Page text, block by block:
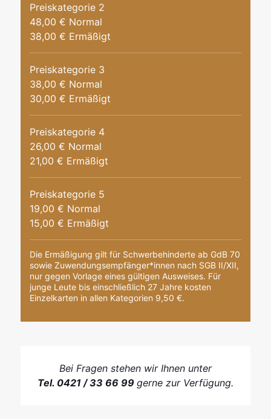
Preiskategorie 2
48,00 € Normal
38,00 € Ermäßigt
Preiskategorie 3
38,00 € Normal
30,00 € Ermäßigt
Preiskategorie 4
26,00 € Normal
21,00 € Ermäßigt
Preiskategorie 5
19,00 € Normal
15,00 € Ermäßigt
Die Ermäßigung gilt für Schwerbehinderte ab GdB 70
sowie Zuwendungsempfänger*innen nach SGB II/XII,
nur gegen Vorlage eines gültigen Ausweises. Für
junge Leute bis einschließlich 27 Jahre kosten
Einzelkarten in allen Kategorien 9,50 €.
Bei Fragen stehen wir Ihnen unter
Tel. 0421 / 33 66 99 gerne zur Verfügung.